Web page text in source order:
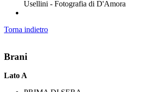
Usellini - Fotografia di D'Amora
Torna indietro
Brani
Lato A